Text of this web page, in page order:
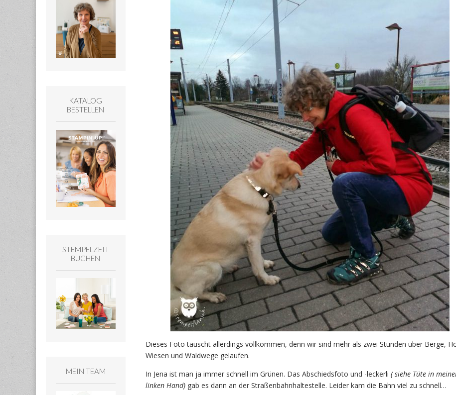
Dieses Foto täuscht allerdings vollkommen, denn wir sind mehr als zwei Stunden über Berge,
Wiesen und Waldwege gelaufen.
In Jena ist man ja immer schnell im Grünen. Das Abschiedsfoto und -leckerli ( siehe Tüte in
linken Hand)gab es dann an der Straßenbahnhaltestelle. Leider kam die Bahn viel zu schnell…
KATALOG
BESTELLEN
STEMPELZEIT
BUCHEN
MEIN TEAM